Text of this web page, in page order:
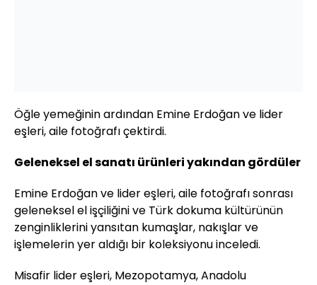
Öğle yemeğinin ardından Emine Erdoğan ve lider
eşleri, aile fotoğrafı çektirdi.
Geleneksel el sanatı ürünleri yakından gördüler
Emine Erdoğan ve lider eşleri, aile fotoğrafı sonrası
geleneksel el işçiliğini ve Türk dokuma kültürünün
zenginliklerini yansıtan kumaşlar, nakışlar ve
işlemelerin yer aldığı bir koleksiyonu inceledi.
Misafir lider eşleri, Mezopotamya, Anadolu